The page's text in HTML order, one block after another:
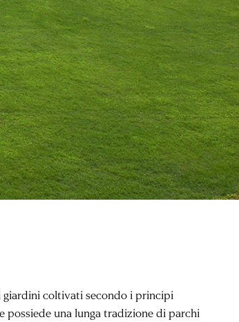
giardini coltivati secondo i principi
possiede una lunga tradizione di parchi